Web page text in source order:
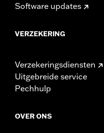
Software updates
VERZEKERING
Verzekeringsdiensten
Uitgebreide service
Pechhulp
OVER ONS